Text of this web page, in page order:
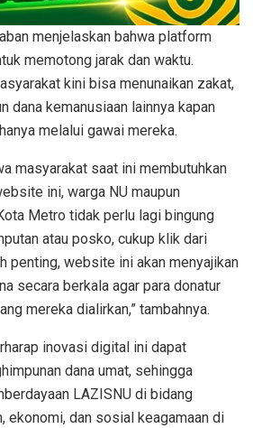
menjelaskan bahwa platform
memotong jarak dan waktu.
kini bisa menunaikan zakat,
dana kemanusiaan lainnya kapan
melalui gawai mereka.
masyarakat saat ini membutuhkan
ini, warga NU maupun
Metro tidak perlu lagi bingung
atau posko, cukup klik dari
penting, website ini akan menyajikan
secara berkala agar para donatur
mereka dialirkan,” tambahnya.
inovasi digital ini dapat
dana umat, sehingga
LAZISNU di bidang
ekonomi, dan sosial keagamaan di